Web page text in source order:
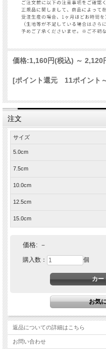
価格:1,160円(税込) ～ 2,120
[ポイント還元 11ポイント
注文
サイズ
5.0cm
7.5cm
10.0cm
12.5cm
15.0cm
価格: －
購入数： 個
返品についての詳細はこちら
お問い合わせ